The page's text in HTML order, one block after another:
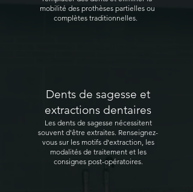
mobilité des prothèses partielles ou
complètes traditionnelles.
Dents de sagesse et
extractions dentaires
Les dents de sagesse nécessitent
souvent d'être extraites. Renseignez-
vous sur les motifs d'extraction, les
modalités de traitement et les
consignes post-opératoires.